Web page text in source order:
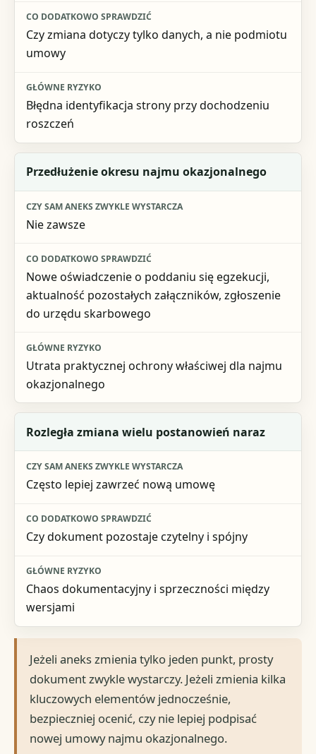
Czy zmiana dotyczy tylko danych, a nie podmiotu
umowy
Błędna identyfikacja strony przy dochodzeniu
roszczeń
Przedłużenie okresu najmu okazjonalnego
Nie zawsze
Nowe oświadczenie o poddaniu się egzekucji,
aktualność pozostałych załączników, zgłoszenie
do urzędu skarbowego
Utrata praktycznej ochrony właściwej dla najmu
okazjonalnego
Rozległa zmiana wielu postanowień naraz
Często lepiej zawrzeć nową umowę
Czy dokument pozostaje czytelny i spójny
Chaos dokumentacyjny i sprzeczności między
wersjami
Jeżeli aneks zmienia tylko jeden punkt, prosty
dokument zwykle wystarczy. Jeżeli zmienia kilka
kluczowych elementów jednocześnie,
bezpieczniej ocenić, czy nie lepiej podpisać
nowej umowy najmu okazjonalnego.